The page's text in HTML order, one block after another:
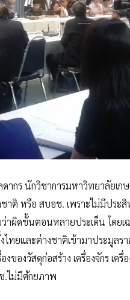
ากร นักวิชาการมหาวิทยาลัยเก
าติ หรือ สบอช. เพราะไม่มีประ
ดขั้นตอนหลายประเด็น โดยเฉพ
ทยและต่างชาติเข้ามาประมูลร
งของวัสดุก่อสร้าง เครื่องจักร เ
.ไม่มีศักยภาพ